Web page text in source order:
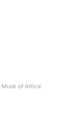
of Africa’